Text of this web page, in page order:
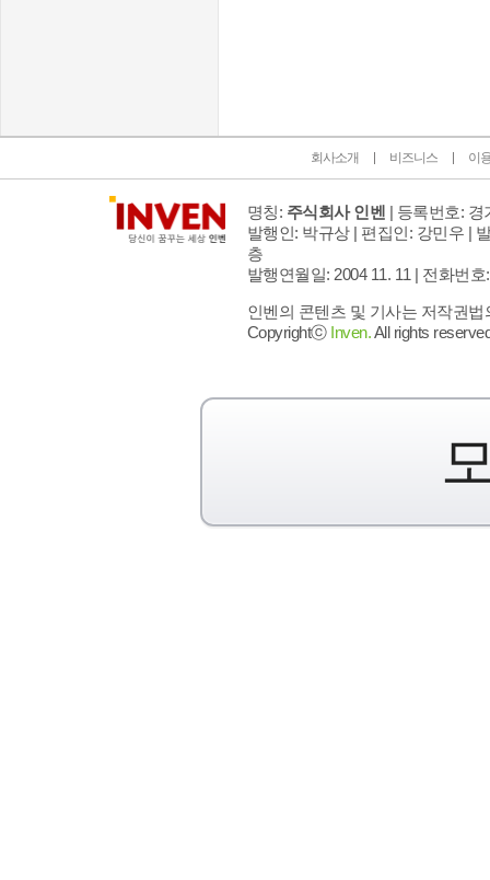
회사소개 비즈니스 이
명칭: 주식회사 인벤 | 등록번호: 경
발행인: 박규상 | 편집인: 강민우 |
층
발행연월일: 2004 11. 11 | 전화번호
인벤의 콘텐츠 및 기사는 저작권
Copyrightⓒ Inven.All rights